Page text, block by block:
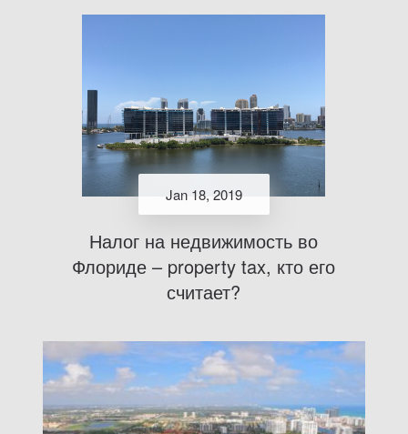
Jan 18, 2019
Налог на недвижимость во
Флориде – property tax, кто его
считает?